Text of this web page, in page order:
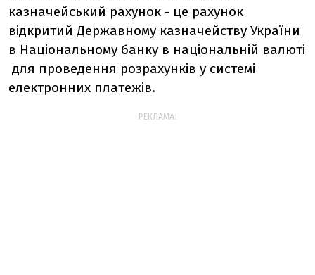
казначейський рахунок - це рахунок
відкритий Державному казначейству України
в Національному банку в національній валюті
для проведення розрахунків у системі
електронних платежів.
РЕКЛАМА: